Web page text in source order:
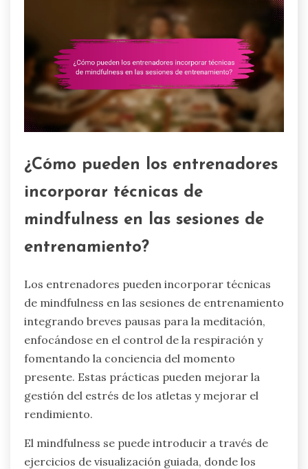
¿Cómo pueden los entrenadores
incorporar técnicas de
mindfulness en las sesiones de
entrenamiento?
Los entrenadores pueden incorporar técnicas
de mindfulness en las sesiones de entrenamiento
integrando breves pausas para la meditación,
enfocándose en el control de la respiración y
fomentando la conciencia del momento
presente. Estas prácticas pueden mejorar la
gestión del estrés de los atletas y mejorar el
rendimiento.
El mindfulness se puede introducir a través de
ejercicios de visualización guiada, donde los